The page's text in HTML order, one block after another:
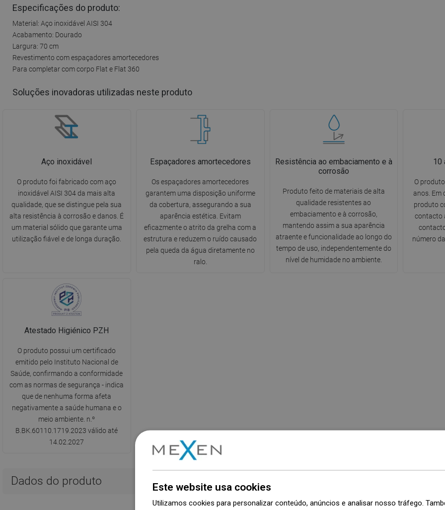
Especificações do produto:
Material: Aço inoxidável AISI 304
Acabamento: Dourado
Largura: 70 cm
Revestimento com espaçadores amortecedores
Para completar com corpo Flat e Flat 360
Soluções inovadoras utilizadas neste produto
Aço inoxidável
O produto foi fabricado com aço
inoxidável AISI 304 da mais alta
qualidade, que se distingue pela sua
alta resistência à corrosão e danos. É
um material sólido que garante uma
utilização fiável e de longa duração.
Espaçadores amortecedores
Os espaçadores amortecedores
garantem uma disposição uniforme
da cobertura, assegurando a sua
aparência estética. Evitam
eficazmente o atrito da grelha com a
estrutura e reduzem o ruído causado
pela queda da água diretamente no
ralo.
Resistência ao embaciamento e à
corrosão
Produto feito de materiais de alta
qualidade resistentes ao
embaciamento e à corrosão,
mantendo assim a sua aparência
atraente e funcionalidade ao longo do
tempo de uso, independentemente do
nível de humidade no ambiente.
10
O
anos. Em
produto
contacto
número
Atestado Higiénico PZH
O produto possui um certificado
emitido pelo Instituto Nacional de
Saúde, confirmando a conformidade
com as normas de segurança - indica
que de nenhuma forma afeta
negativamente a saúde humana e o
meio ambiente. n.º
B.BK.60110.1719.2023 válido até
14.02.2027
Dados do produto Este website usa cookies
Utilizamos cookies para personalizar conteúdo, anúncios e analisar nosso tráfego.